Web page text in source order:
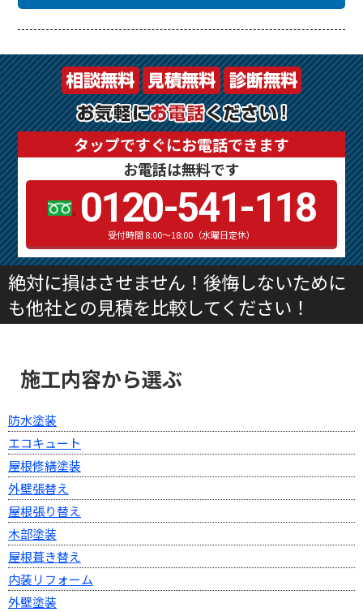
タップですぐにお電話できます
お電話は無料です
0120-541-118
受付時間 8:00～18:00（水曜日定休）
絶対に損はさせません！後悔しないために
も他社との見積を比較してください！
施工内容から選ぶ
防水塗装
エコキュート
屋根修繕塗装
外壁張替え
屋根張り替え
木部塗装
屋根葺き替え
内装リフォーム
外壁塗装